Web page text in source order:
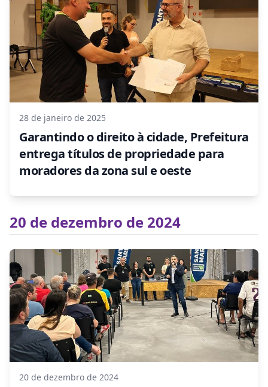
28 de janeiro de 2025
Garantindo o direito à cidade, Prefeitura
entrega títulos de propriedade para
moradores da zona sul e oeste
20 de dezembro de 2024
20 de dezembro de 2024